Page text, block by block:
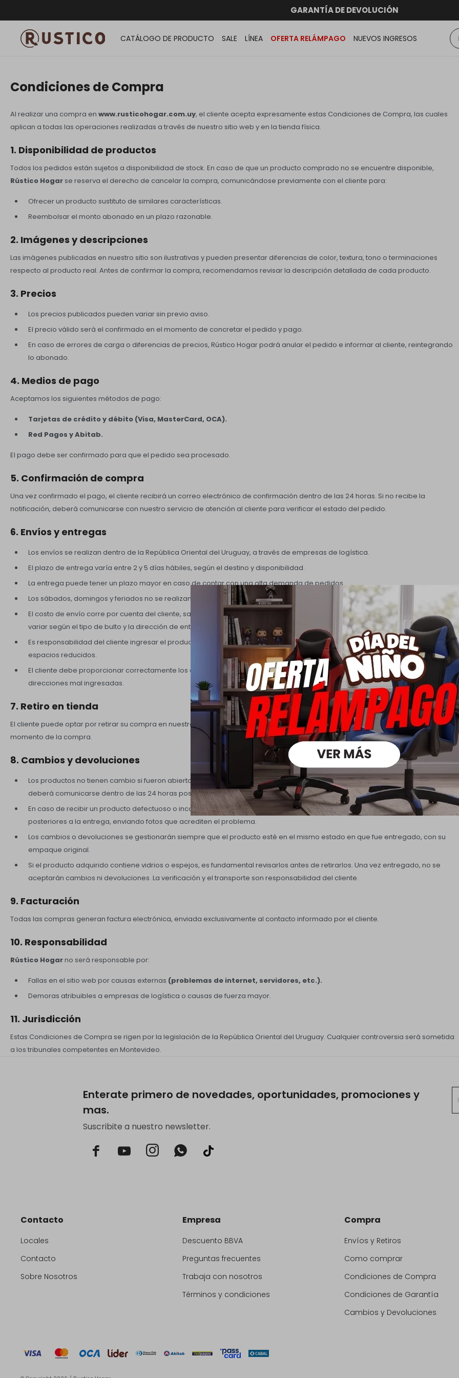
ENVÍOS A TODO EL PAÍS
GARANTÍA DE DEVOLUCIÓN
hasta 12 CUOTAS sin RECARGO
ENVÍO GRATIS dentro de MONTEVIDEO en compras superiores
CATÁLOGO DE PRODUCTO SALE LÍNEA OFERTA RELÁMPAGO NUEVOS INGRESOS
Condiciones de Compra
Al realizar una compra en www.rusticohogar.com.uy, el cliente acepta expresamente estas Condiciones de Compra, las cuales
aplican a todas las operaciones realizadas a través de nuestro sitio web y en la tienda física.
1. Disponibilidad de productos
Todos los pedidos están sujetos a disponibilidad de stock. En caso de que un producto comprado no se encuentre disponible,
Rústico Hogar se reserva el derecho de cancelar la compra, comunicándose previamente con el cliente para:
Ofrecer un producto sustituto de similares características.
Reembolsar el monto abonado en un plazo razonable.
2. Imágenes y descripciones
Las imágenes publicadas en nuestro sitio son ilustrativas y pueden presentar diferencias de color, textura, tono o terminaciones
respecto al producto real. Antes de confirmar la compra, recomendamos revisar la descripción detallada de cada producto.
3. Precios
Los precios publicados pueden variar sin previo aviso.
El precio válido será el confirmado en el momento de concretar el pedido y pago.
En caso de errores de carga o diferencias de precios, Rústico Hogar podrá anular el pedido e informar al cliente, reintegrando
lo abonado.
4. Medios de pago
Aceptamos los siguientes métodos de pago:
Tarjetas de crédito y débito (Visa, MasterCard, OCA).
Red Pagos y Abitab.
El pago debe ser confirmado para que el pedido sea procesado.
5. Confirmación de compra
Una vez confirmado el pago, el cliente recibirá un correo electrónico de confirmación dentro de las 24 horas. Si no recibe la
notificación, deberá comunicarse con nuestro servicio de atención al cliente para verificar el estado del pedido.
6. Envíos y entregas
Los envíos se realizan dentro de la República Oriental del Uruguay, a través de empresas de logística.
El plazo de entrega varía entre 2 y 5 días hábiles, según el destino y disponibilidad.
La entrega puede tener un plazo mayor en caso de contar con una alta demanda de pedidos.
Los sábados, domingos y feriados no se realizan envíos ni cuentan como días hábiles.
El costo de envío corre por cuenta del cliente, salvo que se indique lo contrario en promociones especiales. Dicho costo puede
variar según el tipo de bulto y la dirección de entrega.
Es responsabilidad del cliente ingresar el producto al domicilio, incluyendo su subida y cualquier maniobra necesaria en
espacios reducidos.
El cliente debe proporcionar correctamente los datos de entrega. Rústico Hogar no se responsabiliza por errores en
direcciones mal ingresadas.
7. Retiro en tienda
El cliente puede optar por retirar su compra en nuestro depósito central, sin costo adicional. El plazo para el retiro será informado al
momento de la compra.
8. Cambios y devoluciones
Los productos no tienen cambio si fueron abiertos, armados o utilizados. En caso de arrepentimiento o solicitud de cambio,
deberá comunicarse dentro de las 24 horas posteriores a la entrega.
En caso de recibir un producto defectuoso o incorrecto, el cliente debe contactarse con Rústico Hogar dentro de las 24 horas
posteriores a la entrega, enviando fotos que acrediten el problema.
Los cambios o devoluciones se gestionarán siempre que el producto esté en el mismo estado en que fue entregado, con su
empaque original.
Si el producto adquirido contiene vidrios o espejos, es fundamental revisarlos antes de retirarlos. Una vez entregado, no se
aceptarán cambios ni devoluciones. La verificación y el transporte son responsabilidad del cliente.
9. Facturación
Todas las compras generan factura electrónica, enviada exclusivamente al contacto informado por el cliente.
10. Responsabilidad
Rústico Hogarno será responsable por:
Fallas en el sitio web por causas externas (problemas de internet, servidores, etc.).
Demoras atribuibles a empresas de logística o causas de fuerza mayor.
11. Jurisdicción
Estas Condiciones de Compra se rigen por la legislación de la República Oriental del Uruguay. Cualquier controversia será sometida
a los tribunales competentes en Montevideo.
Enterate primero de novedades, oportunidades, promociones y
mas.
Suscribite a nuestro newsletter.
  
Contacto
Locales
Contacto
Sobre Nosotros
Empresa
Descuento BBVA
Preguntas frecuentes
Trabaja con nosotros
Términos y condiciones
Compra
Envíos y Retiros
Como comprar
Condiciones de Compra
Condiciones de Garantía
Cambios y Devoluciones